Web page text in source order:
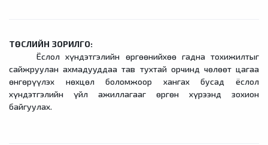
ТӨСЛИЙН ЗОРИЛГО:
Ёслол хүндэтгэлийн өргөөнийхөө гадна тохижилтыг
сайжруулан ахмадууддаа тав тухтай орчинд чөлөөт цагаа
өнгөрүүлэх нөхцөл боломжоор хангах бусад ёслол
хүндэтгэлийн үйл ажиллагааг өргөн хүрээнд зохион
байгуулах.